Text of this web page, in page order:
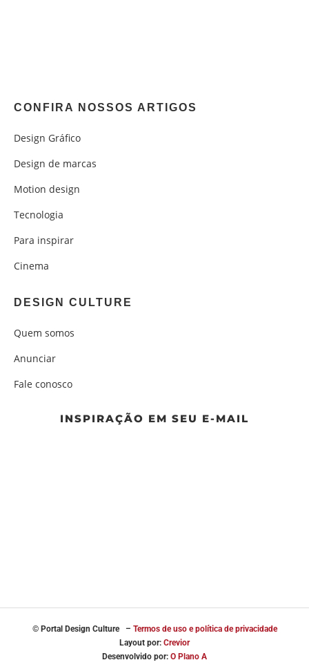
CONFIRA NOSSOS ARTIGOS
Design Gráfico
Design de marcas
Motion design
Tecnologia
Para inspirar
Cinema
DESIGN CULTURE
Quem somos
Anunciar
Fale conosco
INSPIRAÇÃO EM SEU E-MAIL
© Portal Design Culture – Termos de uso e política de privacidade
Layout por: Crevior
Desenvolvido por: O Plano A